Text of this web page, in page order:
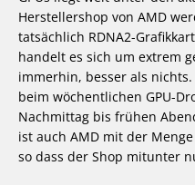
Herstellershop von AMD
tatsächlich RDNA2-
handelt es sich um extrem
immerhin, besser als
beim wöchentlichen GPU-
Nachmittag bis frühen
ist auch AMD mit der
so dass der Shop mitunter